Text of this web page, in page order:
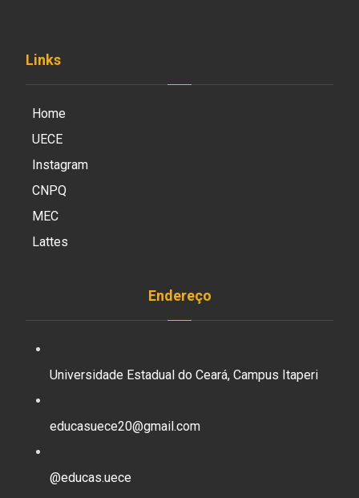
Links
Home
UECE
Instagram
CNPQ
MEC
Lattes
Endereço
Universidade Estadual do Ceará, Campus Itaperi
educasuece20@gmail.com
@educas.uece